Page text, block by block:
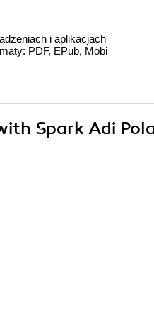
i aplikacjach
PDF, EPub, Mobi
Spark Adi